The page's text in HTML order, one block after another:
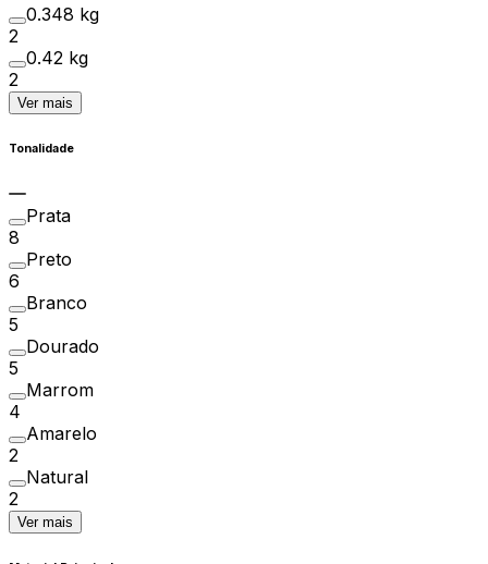
0.348 kg
2
0.42 kg
2
Ver mais
Tonalidade
Prata
8
Preto
6
Branco
5
Dourado
5
Marrom
4
Amarelo
2
Natural
2
Ver mais